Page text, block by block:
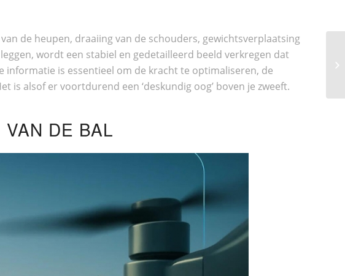
de heupen, draaiing van de schouders, gewichtsverplaatsing
wordt een stabiel en gedetailleerd beeld verkregen dat
informatie is essentieel om de kracht te optimaliseren, de
alsof er voortdurend een ‘deskundig oog’ boven je zweeft.
DE BAL